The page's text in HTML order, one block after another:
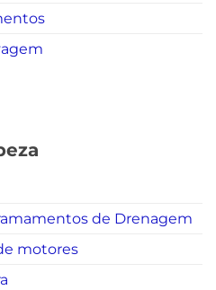
de Drenagem
motores